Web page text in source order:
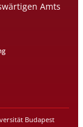
Amts
Budapest